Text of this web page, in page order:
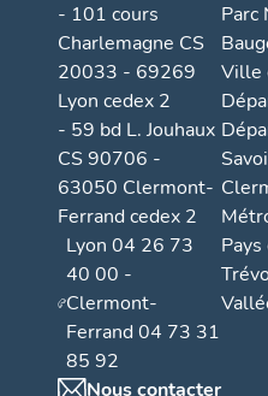
- 101 cours
Charlemagne CS
20033 - 69269
Lyon cedex 2
- 59 bd L. Jouhaux
CS 90706 -
63050 Clermont-
Ferrand cedex 2
Lyon 04 26 73
40 00 -
Clermont-
Ferrand 04 73 31
85 92
Nous contacter
Parc
Ville